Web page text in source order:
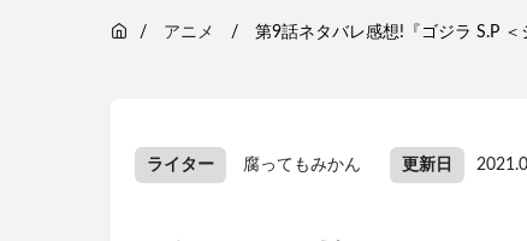
アニメ 第9話ネタバレ感想!『ゴジラ S.P
ライター 腐ってもみかん 更新日